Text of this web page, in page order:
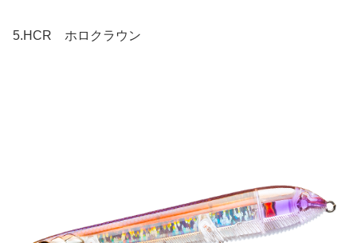
5.HCR ホロクラウン